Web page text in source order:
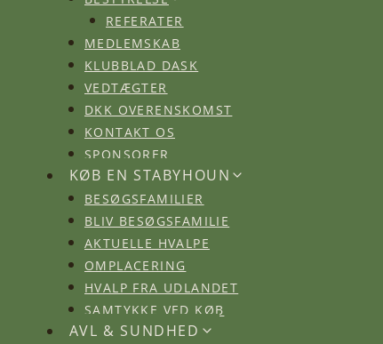
REFERATER
MEDLEMSKAB
KLUBBLAD DASK
VEDTÆGTER
DKK OVERENSKOMST
KONTAKT OS
SPONSORER
KØB EN STABYHOUN
BESØGSFAMILIER
BLIV BESØGSFAMILIE
AKTUELLE HVALPE
OMPLACERING
HVALP FRA UDLANDET
SAMTYKKE VED KØB
AVL & SUNDHED